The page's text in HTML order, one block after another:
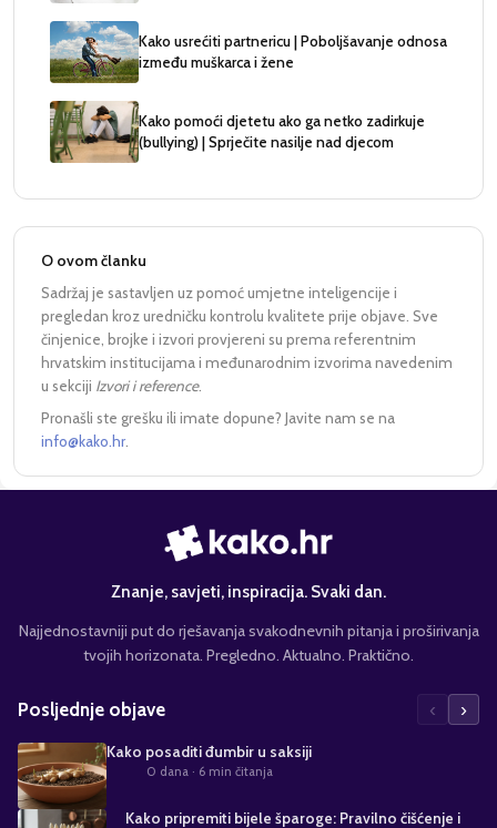
Kako usrećiti partnericu | Poboljšavanje odnosa
između muškarca i žene
Kako pomoći djetetu ako ga netko zadirkuje
(bullying) | Sprječite nasilje nad djecom
O ovom članku
Sadržaj je sastavljen uz pomoć umjetne inteligencije i
pregledan kroz uredničku kontrolu kvalitete prije objave. Sve
činjenice, brojke i izvori provjereni su prema referentnim
hrvatskim institucijama i međunarodnim izvorima navedenim
u sekciji Izvori i reference.
Pronašli ste grešku ili imate dopune? Javite nam se na
info@kako.hr.
Znanje, savjeti, inspiracija. Svaki dan.
Najjednostavniji put do rješavanja svakodnevnih pitanja i proširivanja
tvojih horizonata. Pregledno. Aktualno. Praktično.
Posljednje objave ‹ ›
Kako posaditi đumbir u saksiji
0 dana· 6 min čitanja
Kako pripremiti bijele šparoge: Pravilno čišćenje i